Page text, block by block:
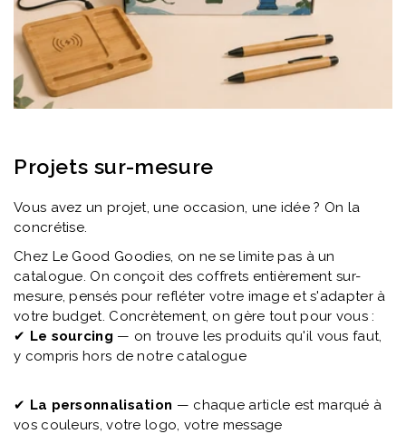
Projets sur-mesure
Vous avez un projet, une occasion, une idée ? On la
concrétise.
Chez Le Good Goodies, on ne se limite pas à un
catalogue. On conçoit des coffrets entièrement sur-
mesure, pensés pour refléter votre image et s'adapter à
votre budget. Concrètement, on gère tout pour vous :
✔ Le sourcing — on trouve les produits qu'il vous faut,
y compris hors de notre catalogue
✔ La personnalisation — chaque article est marqué à
vos couleurs, votre logo, votre message